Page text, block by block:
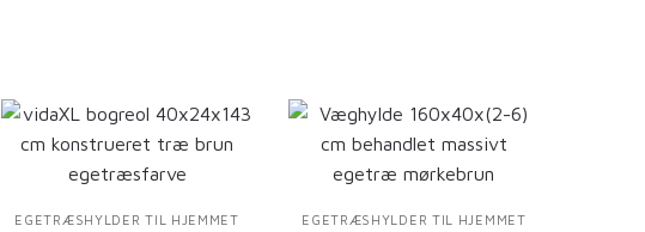
EGETRÆSHYLDER TIL HJEMMET EGETRÆSHYLDER TIL HJEMMET